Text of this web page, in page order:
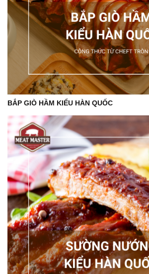
BẮP GIÒ HẦM KIỂU HÀN QUỐC